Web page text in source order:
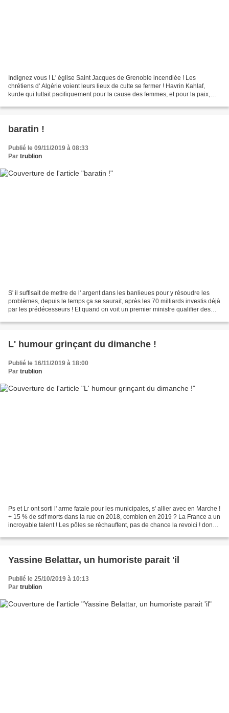
Indignez vous ! L' église Saint Jacques de Grenoble incendiée ! Les
chrétiens d' Algérie voient leurs lieux de culte se fermer ! Havrin Kahlaf,
kurde qui luttait pacifiquement pour la cause des femmes, et pour la paix,
baratin !
Publié le 09/11/2019 à 08:33
Par trublion
S' il suffisait de mettre de l' argent dans les banlieues pour y résoudre les
problèmes, depuis le temps ça se saurait, après les 70 milliards investis déjà
par les prédécesseurs ! Et quand on voit un premier ministre qualifier des
L' humour grinçant du dimanche !
Publié le 16/11/2019 à 18:00
Par trublion
Ps et Lr ont sorti l' arme fatale pour les municipales, s' allier avec en Marche !
+ 15 % de sdf morts dans la rue en 2018, combien en 2019 ? La France a un
incroyable talent ! Les pôles se réchauffent, pas de chance la revoici ! donc
Yassine Belattar, un humoriste parait 'il
Publié le 25/10/2019 à 10:13
Par trublion